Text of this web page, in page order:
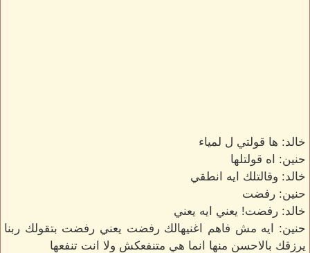
خالد: ها قولتي ل لمياء
حنين: اه قولتلها
خالد: وقالتلك ايه انطقي
حنين: رفضت
خالد: رفضت! يعني ايه يعني
حنين: ايه مش فاهم اغنيهالك رفضت يعني رفضت بتقولك ربنا
يرزقك بالاحسن منها انما هي متنفعكش ولا انت تنفعها